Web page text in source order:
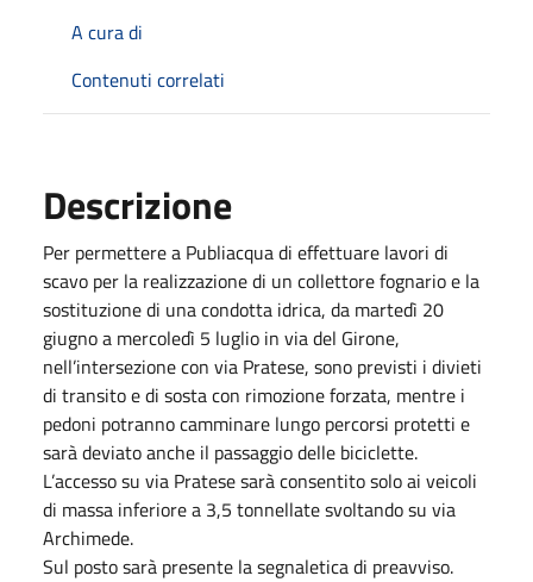
A cura di
Contenuti correlati
Descrizione
Per permettere a Publiacqua di effettuare lavori di
scavo per la realizzazione di un collettore fognario e la
sostituzione di una condotta idrica, da martedì 20
giugno a mercoledì 5 luglio in via del Girone,
nell’intersezione con via Pratese, sono previsti i divieti
di transito e di sosta con rimozione forzata, mentre i
pedoni potranno camminare lungo percorsi protetti e
sarà deviato anche il passaggio delle biciclette.
L’accesso su via Pratese sarà consentito solo ai veicoli
di massa inferiore a 3,5 tonnellate svoltando su via
Archimede.
Sul posto sarà presente la segnaletica di preavviso.